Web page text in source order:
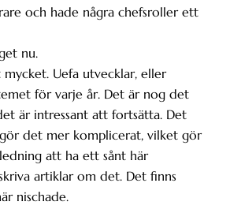
och hade några chefsroller ett
nu.
Uefa utvecklar, eller
för varje år. Det är nog det
är intressant att fortsätta. Det
det mer komplicerat, vilket gör
att ha ett sånt här
artiklar om det. Det finns
nischade.